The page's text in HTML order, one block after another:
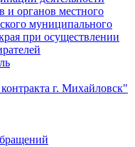
и органов местного
муниципального
при осуществлении
г. Михайловск"